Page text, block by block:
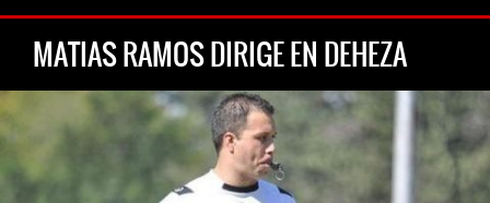
MATIAS RAMOS DIRIGE EN DEHEZA